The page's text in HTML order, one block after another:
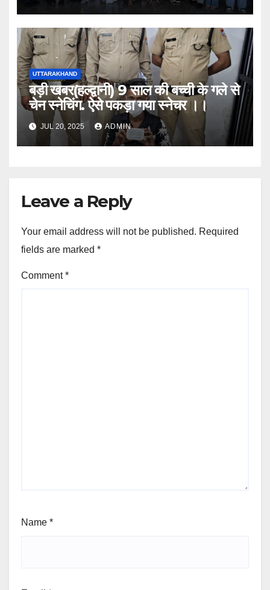
UTTARAKHAND
बड़ी खबर(हल्द्वानी) 9 साल की बच्ची के गले से
चेन स्नेचिंग. ऐसे पकड़ा गया स्नेचर ।।
JUL 20, 2025 ADMIN
Leave a Reply
Your email address will not be published. Required
fields are marked *
Comment*
Name *